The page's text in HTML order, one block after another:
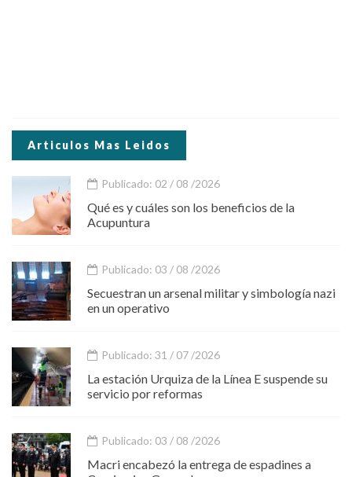
Articulos Mas Leidos
Publicado: 02 / 08 /2026
Qué es y cuáles son los beneficios de la
Acupuntura
Publicado: 03 / 08 /2026
Secuestran un arsenal militar y simbología nazi
en un operativo
Publicado: 31 / 07 /2026
La estación Urquiza de la Línea E suspende su
servicio por reformas
Publicado: 03 / 08 /2026
Macri encabezó la entrega de espadines a